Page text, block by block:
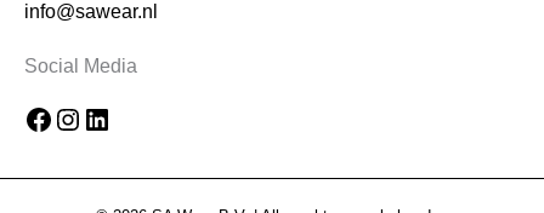
info@sawear.nl
Social Media